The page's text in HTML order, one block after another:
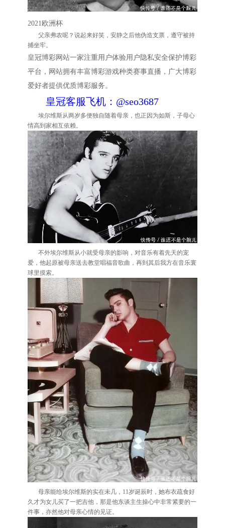
2021欧洲杯
父亲弗农呢？说起来好笑，安静之后他伪造支票，遵守被持
捕坐牢。
皇冠博彩网站一家注重用户体验用户隐私安全保护博彩
平台，网站拥有丰富博彩游戏种类赛事直播，广大博彩
爱好者提供优质博彩服务。
皇冠客服飞机：@seo3687
埃尔维斯从两岁多便独自随着母亲，也正因为如斯，子母心
情高到家相互依赖。
不外埃尔维斯从小就受母亲的影响，对音乐有着先天的宠
爱，他起原被母亲送去教堂唱福音歌曲，再到其后我方在音乐寰
球里摸索。
母亲能给埃尔维斯的实在未几，11岁诞辰时，她布衣疏食好
久才为女儿买了一把吉他，那是他东谈主生操心中非常紧要的一
件事，亦然他对母亲心情的见证。